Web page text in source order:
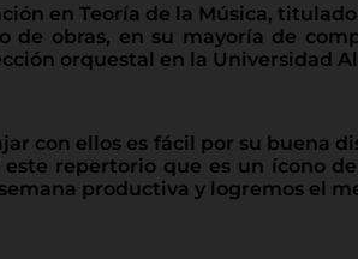
en Teoría de la Música,
obras, en su mayoría de
orquestal en la Universidad
con ellos es fácil por su buena
repertorio que es un ícono
productiva y logremos el